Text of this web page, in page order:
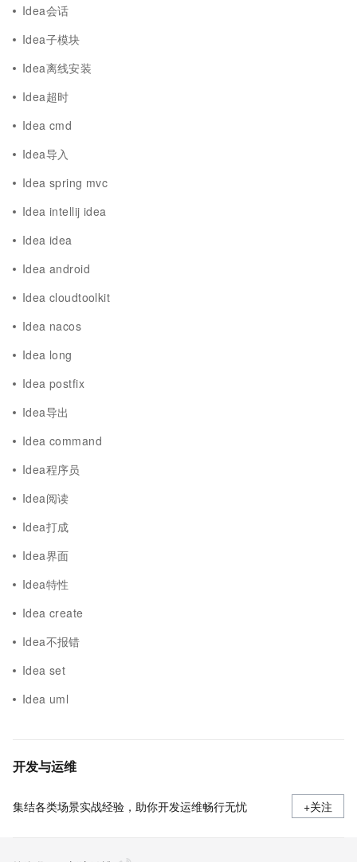
Idea会话
Idea子模块
Idea离线安装
Idea超时
Idea cmd
Idea导入
Idea spring mvc
Idea intellij idea
Idea idea
Idea android
Idea cloudtoolkit
Idea nacos
Idea long
Idea postfix
Idea导出
Idea command
Idea程序员
Idea阅读
Idea打成
Idea界面
Idea特性
Idea create
Idea不报错
Idea set
Idea uml
开发与运维
集结各类场景实战经验，助你开发运维畅行无忧 +关注